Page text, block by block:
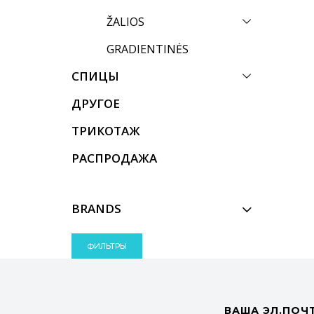
ŽALIOS
GRADIENTINĖS
СПИЦЫ
ДРУГОЕ
ТРИКОТАЖ
РАСПРОДАЖА
BRANDS
ФИЛЬТРЫ
ВАША